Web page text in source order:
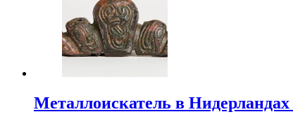
Металлоискатель в